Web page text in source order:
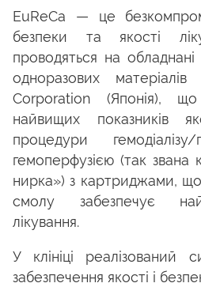
EuReCa — це
безпеки та якості
проводяться на
одноразових
Corporation (Японія),
найвищих показників
процедури гемодіалізу/
гемоперфузією (так звана
нирка») з картриджами, що
смолу забезпечує
лікування.
У клініці реалізований
забезпечення якості і